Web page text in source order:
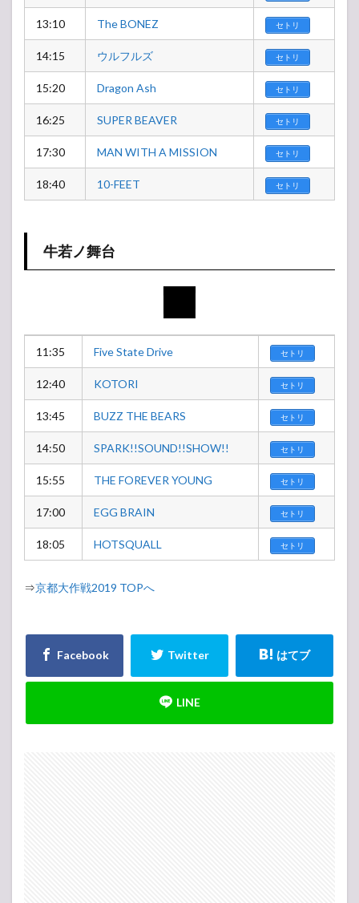
13:10 The BONEZ セトリ
14:15 ウルフルズ セトリ
15:20 Dragon Ash セトリ
16:25 SUPER BEAVER セトリ
17:30 MAN WITH A MISSION セトリ
18:40 10-FEET セトリ
牛若ノ舞台
11:35 Five State Drive セトリ
12:40 KOTORI セトリ
13:45 BUZZ THE BEARS セトリ
14:50 SPARK!!SOUND!!SHOW!! セトリ
15:55 THE FOREVER YOUNG セトリ
17:00 EGG BRAIN セトリ
18:05 HOTSQUALL セトリ
⇒京都大作戦2019 TOPへ